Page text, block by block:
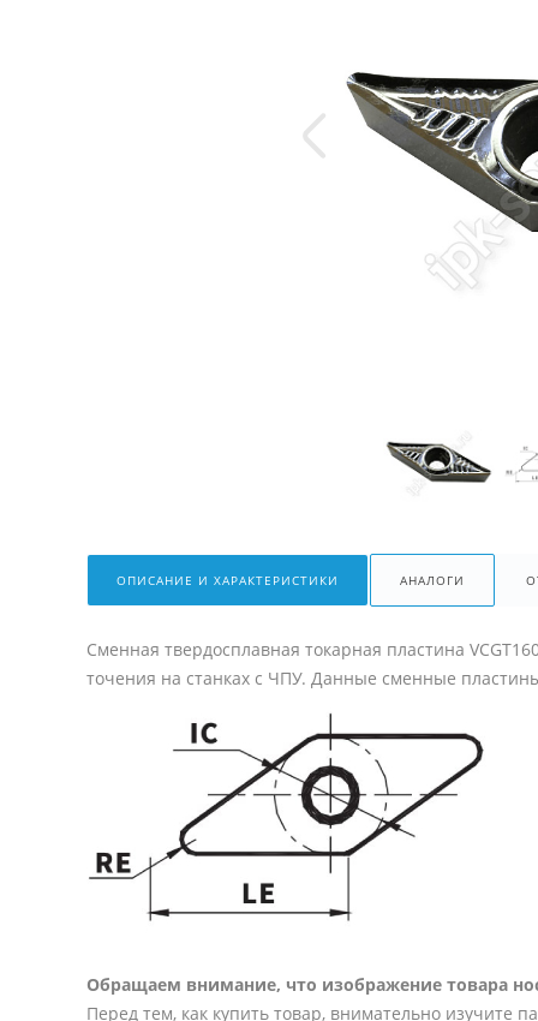
ОПИСАНИЕ И ХАРАКТЕРИСТИКИ АНАЛОГИ
Сменная твердосплавная токарная пластина
точения на станках с ЧПУ. Данные сменные
Обращаем внимание, что изображение товара
Перед тем, как купить товар, внимательно изучите